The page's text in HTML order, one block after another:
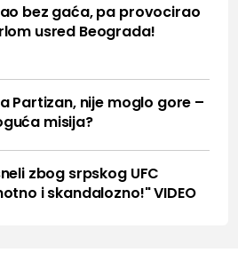
bez gaća, pa provocirao
usred Beograda!
Partizan, nije moglo gore –
misija?
zbog srpskog UFC
i skandalozno!" VIDEO